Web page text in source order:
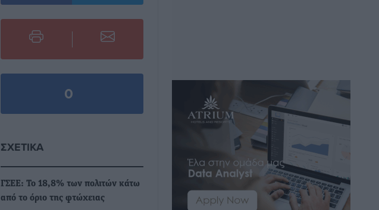
0
ΣΧΕΤΙΚΆ
ΓΣΕΕ: Το 18,8% των πολιτών κάτω
από το όριο της φτώχειας